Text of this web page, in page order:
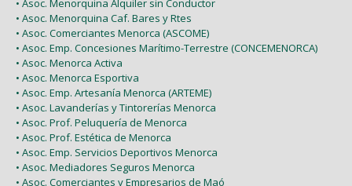
• Asoc. Menorquina Alquiler sin Conductor
• Asoc. Menorquina Caf. Bares y Rtes
• Asoc. Comerciantes Menorca (ASCOME)
• Asoc. Emp. Concesiones Marítimo-Terrestre (CONCEMENORCA)
• Asoc. Menorca Activa
• Asoc. Menorca Esportiva
• Asoc. Emp. Artesanía Menorca (ARTEME)
• Asoc. Lavanderías y Tintorerías Menorca
• Asoc. Prof. Peluquería de Menorca
• Asoc. Prof. Estética de Menorca
• Asoc. Emp. Servicios Deportivos Menorca
• Asoc. Mediadores Seguros Menorca
• Asoc. Comerciantes y Empresarios de Maó